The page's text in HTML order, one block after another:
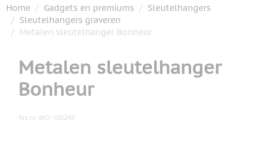
Home / Gadgets en premiums / Sleutelhangers
/ Sleutelhangers graveren
/ Metalen sleutelhanger Bonheur
Metalen sleutelhanger
Bonheur
Art.nr. MO-100243